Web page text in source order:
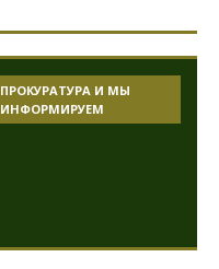
ПРОКУРАТУРА И МЫ
ИНФОРМИРУЕМ